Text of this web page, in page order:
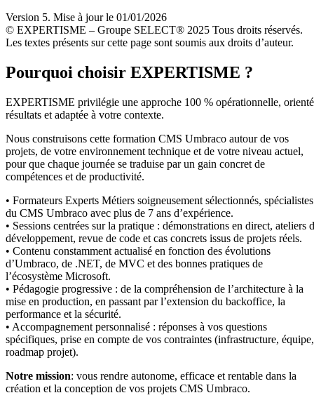
Version 5. Mise à jour le 01/01/2026
© EXPERTISME – Groupe SELECT® 2025 Tous droits réservés.
Les textes présents sur cette page sont soumis aux droits d’auteur.
Pourquoi choisir EXPERTISME ?
EXPERTISME privilégie une approche 100 % opérationnelle,
résultats et adaptée à votre contexte.
Nous construisons cette formation CMS Umbraco autour de vos
projets, de votre environnement technique et de votre niveau actuel,
pour que chaque journée se traduise par un gain concret de
compétences et de productivité.
• Formateurs Experts Métiers soigneusement sélectionnés, spécialistes
du CMS Umbraco avec plus de 7 ans d’expérience.
• Sessions centrées sur la pratique : démonstrations en direct, ateliers
développement, revue de code et cas concrets issus de projets réels.
• Contenu constamment actualisé en fonction des évolutions
d’Umbraco, de .NET, de MVC et des bonnes pratiques de
l’écosystème Microsoft.
• Pédagogie progressive : de la compréhension de l’architecture à la
mise en production, en passant par l’extension du backoffice, la
performance et la sécurité.
• Accompagnement personnalisé : réponses à vos questions
spécifiques, prise en compte de vos contraintes (infrastructure, équipe,
roadmap projet).
Notre mission: vous rendre autonome, efficace et rentable dans la
création et la conception de vos projets CMS Umbraco.